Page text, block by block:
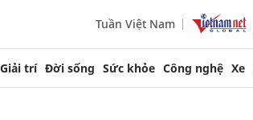
Tuần Việt Nam
trí Đời sống Sức khỏe Công nghệ Xe